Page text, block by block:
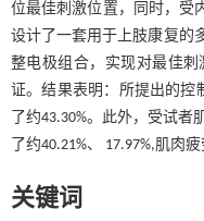
位最佳刺激位置，同时，受
设计了一套用于上肢康复的
整电极组合，实现对最佳
证。结果表明：所提出的控
了约43.30%。此外，受试
了约40.21%、 17.97%,肌肉
关键词